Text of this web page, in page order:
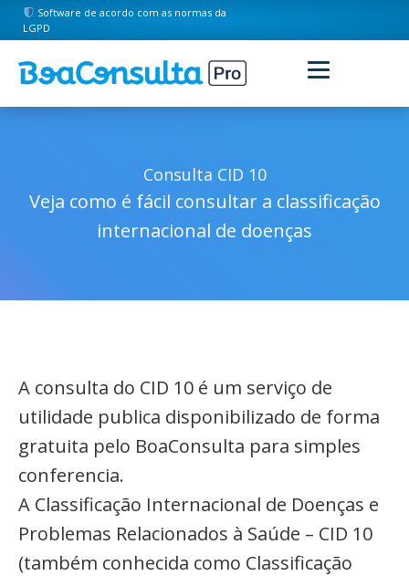
Software de acordo com as normas da
LGPD
Consulta CID 10
Veja como é fácil consultar a classificação
internacional de doenças
A consulta do CID 10 é um serviço de
utilidade publica disponibilizado de forma
gratuita pelo BoaConsulta para simples
conferencia.
A Classificação Internacional de Doenças e
Problemas Relacionados à Saúde – CID 10
(também conhecida como Classificação